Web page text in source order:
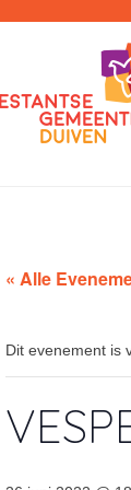
« Alle
Dit evenement is